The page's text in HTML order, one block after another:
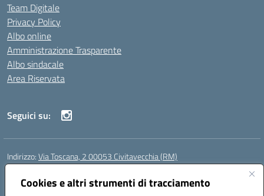
Cookies e altri strumenti di tracciamento
Team Digitale
Privacy Policy
Albo online
Amministrazione Trasparente
Albo sindacale
Area Riservata
Seguici su:
Indirizzo:Via Toscana, 2 00053 Civitavecchia (RM)
Centralino:
Posta elettronica certificata (PEC):rmic8b900g@pec.istruzione.it